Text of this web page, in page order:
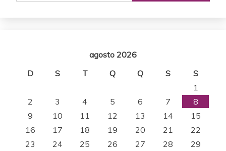
agosto 2026
D
S T Q Q S
S
1
2
3 4 5 6 7
8
9
10 11 12 13 14
15
16
17 18 19 20 21
22
23
24 25 26 27 28
29